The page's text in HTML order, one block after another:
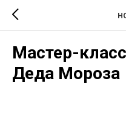
Мастер-
Деда Мороза